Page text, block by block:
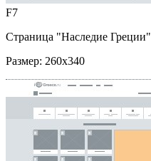
F7
Страница "Наследие Греции"
Размер: 260x340